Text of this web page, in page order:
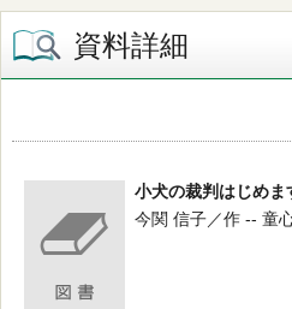
資料詳細
小犬の裁判はじめま
今関 信子／作 -- 童